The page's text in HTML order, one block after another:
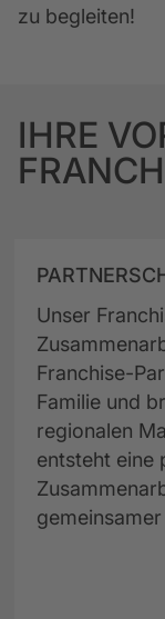
zu begleiten!
IHRE
Unser
Franchise-
Familie und
regionalen
entsteht eine